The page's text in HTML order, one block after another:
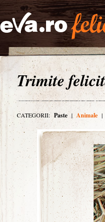
Trimite
CATEGORII: Paste | Animale |